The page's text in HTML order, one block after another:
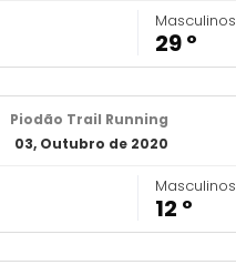
Masculinos
29 º
Piodão Trail Running
03, Outubro de 2020
Masculinos
12 º